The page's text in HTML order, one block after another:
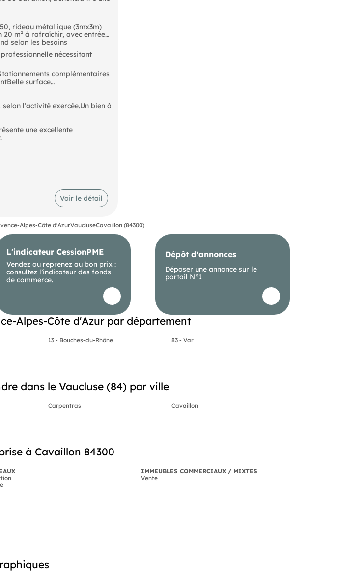
rideau métallique (3mx3m)
20 m² à rafraîchir, avec entrée
selon les besoins
nécessitant
complémentaires
surface
l'activité exercée.Un bien à
une excellente
Voir le détail
Alpes-Côte d'AzurVaucluseCavaillon (84300)
L'indicateur CessionPME
Vendez ou reprenez au bon prix :
consultez l’indicateur des fonds
de commerce.
Dépôt d'annonces
Déposer une annonce sur le
portail N°1
Alpes-Côte d'Azur par département
13 - Bouches-du-Rhône
83 - Var
dans le Vaucluse (84) par ville
Carpentras
Cavaillon
à Cavaillon 84300
IMMEUBLES COMMERCIAUX / MIXTES
Vente